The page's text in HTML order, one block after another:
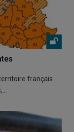
français